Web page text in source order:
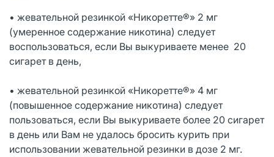
• жевательной резинкой «Никоретте®» 2 мг
(умеренное содержание никотина) следует
воспользоваться, если Вы выкуриваете менее 20
сигарет в день,
• жевательной резинкой «Никоретте®» 4 мг
(повышенное содержание никотина) следует
пользоваться, если Вы выкуриваете более 20 сигарет
в день или Вам не удалось бросить курить при
использовании жевательной резинки в дозе 2 мг.